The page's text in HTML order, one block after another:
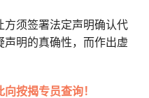
方须签署法定声明确认代
明的真确性，而作出虚
按揭专员查询！